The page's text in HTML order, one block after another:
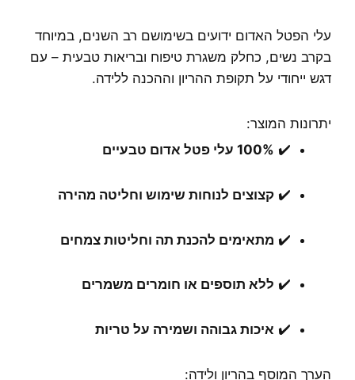
עלי הפטל האדום ידועים בשימושם רב השנים, במיוחד
בקרב נשים, כחלק משגרת טיפוח ובריאות טבעית – עם
דגש ייחודי על תקופת ההריון וההכנה ללידה.
יתרונות המוצר:
✔️ 100% עלי פטל אדום טבעיים
✔️ קצוצים לנוחות שימוש וחליטה מהירה
✔️ מתאימים להכנת תה וחליטות צמחים
✔️ ללא תוספים או חומרים משמרים
✔️ איכות גבוהה ושמירה על טריות
הערך המוסף בהריון ולידה: